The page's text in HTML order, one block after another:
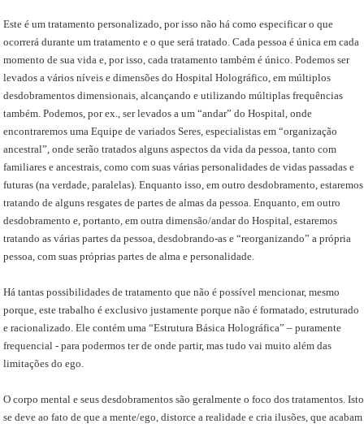
Este é um tratamento personalizado, por isso não há como especificar o que
ocorrerá durante um tratamento e o que será tratado. Cada pessoa é única em cada
momento de sua vida e, por isso, cada tratamento também é único. Podemos ser
levados a vários níveis e dimensões do Hospital Holográfico, em múltiplos
desdobramentos dimensionais, alcançando e utilizando múltiplas frequências
também. Podemos, por ex., ser levados a um “andar” do Hospital, onde
encontraremos uma Equipe de variados Seres, especialistas em “organização
ancestral”, onde serão tratados alguns aspectos da vida da pessoa, tanto com
familiares e ancestrais, como com suas várias personalidades de vidas passadas e
futuras (na verdade, paralelas). Enquanto isso, em outro desdobramento, estaremos
tratando de alguns resgates de partes de almas da pessoa. Enquanto, em outro
desdobramento e, portanto, em outra dimensão/andar do Hospital, estaremos
tratando as várias partes da pessoa, desdobrando-as e “reorganizando” a própria
pessoa, com suas próprias partes de alma e personalidade.
Há tantas possibilidades de tratamento que não é possível mencionar, mesmo
porque, este trabalho é exclusivo justamente porque não é formatado, estruturado
e racionalizado. Ele contém uma “Estrutura Básica Holográfica” – puramente
frequencial - para podermos ter de onde partir, mas tudo vai muito além das
limitações do ego.
O corpo mental e seus desdobramentos são geralmente o foco dos tratamentos. Isto
se deve ao fato de que a mente/ego, distorce a realidade e cria ilusões, que acabam